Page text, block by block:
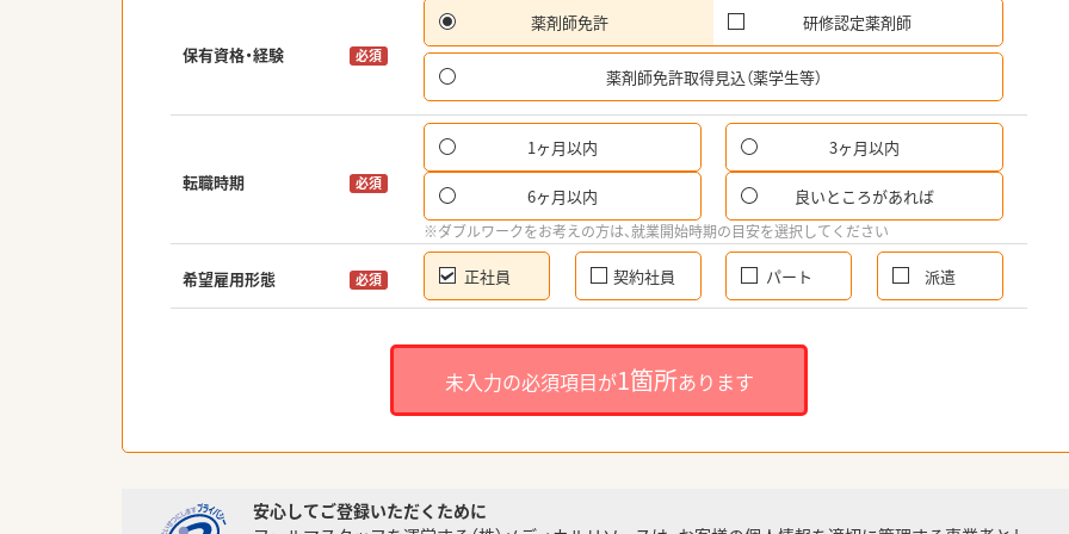
保有資格・経験 必須
薬剤師免許 研修認定薬剤師
薬剤師免許取得見込（薬学生等）
転職時期 必須
1ヶ月以内 3ヶ月以内
6ヶ月以内 良いところがあれば
※ダブルワークをお考えの方は、就業開始時期の目安を選択してください
希望雇用形態 必須 正社員 契約社員 パート 派遣
未入力の必須項目が1箇所あります
安心してご登録いただくために